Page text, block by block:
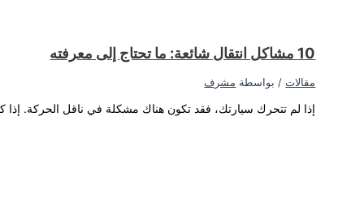
أن تسمع صوت طحن عند...